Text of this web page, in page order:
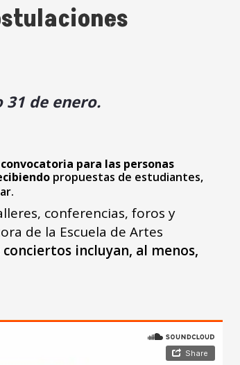
de enero.
para las personas
propuestas de estudiantes,
conferencias, foros y
de la Escuela de Artes
incluyan, al menos,